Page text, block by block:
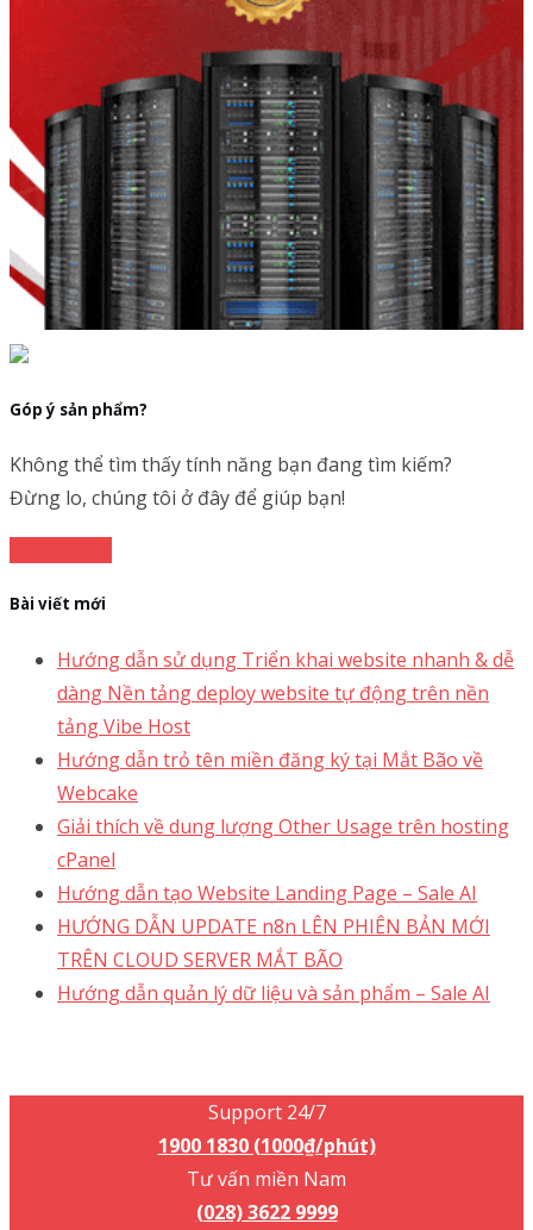
Góp ý sản phẩm?
Không thể tìm thấy tính năng bạn đang tìm kiếm?
Đừng lo, chúng tôi ở đây để giúp bạn!
Bài viết mới
Hướng dẫn sử dụng Triển khai website nhanh & dễ
dàng Nền tảng deploy website tự động trên nền
tảng Vibe Host
Hướng dẫn trỏ tên miền đăng ký tại Mắt Bão về
Webcake
Giải thích về dung lượng Other Usage trên hosting
cPanel
Hướng dẫn tạo Website Landing Page – Sale AI
HƯỚNG DẪN UPDATE n8n LÊN PHIÊN BẢN MỚI
TRÊN CLOUD SERVER MẮT BÃO
Hướng dẫn quản lý dữ liệu và sản phẩm – Sale AI
Support 24/7
1900 1830 (1000₫/phút)
Tư vấn miền Nam
(028) 3622 9999